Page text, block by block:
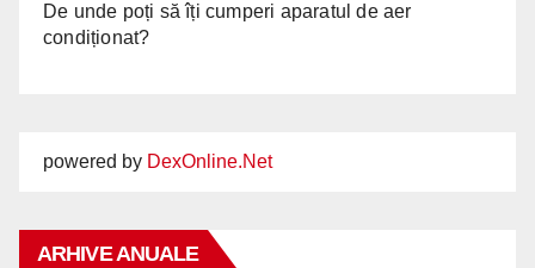
De unde poți să îți cumperi aparatul de aer
condiționat?
powered by DexOnline.Net
ARHIVE ANUALE